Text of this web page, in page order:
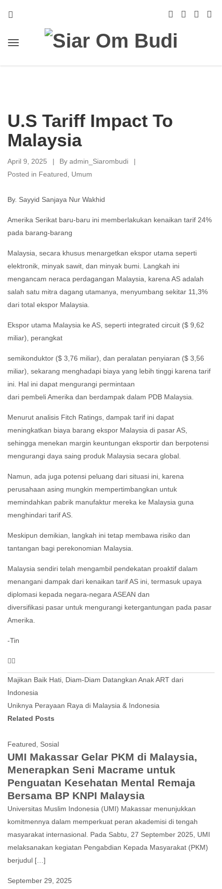
U.S Tariff Impact To
Malaysia
April 9, 2025 By admin_Siarombudi
Posted in Featured Umum
By. Sayyid Sanjaya Nur Wakhid
Amerika Serikat baru-baru ini memberlakukan kenaikan tarif 24%
pada barang-barang
Malaysia, secara khusus menargetkan ekspor utama seperti
elektronik, minyak sawit, dan minyak bumi. Langkah ini
mengancam neraca perdagangan Malaysia, karena AS adalah
salah satu mitra dagang utamanya, menyumbang sekitar 11,3%
dari total ekspor Malaysia.
Ekspor utama Malaysia ke AS, seperti integrated circuit ($ 9,62
miliar), perangkat
semikonduktor ($ 3,76 miliar), dan peralatan penyiaran ($ 3,56
miliar), sekarang menghadapi biaya yang lebih tinggi karena tarif
ini. Hal ini dapat mengurangi permintaan
dari pembeli Amerika dan berdampak dalam PDB Malaysia.
Menurut analisis Fitch Ratings, dampak tarif ini dapat
meningkatkan biaya barang ekspor Malaysia di pasar AS,
sehingga menekan margin keuntungan eksportir dan berpotensi
mengurangi daya saing produk Malaysia secara global.
Namun, ada juga potensi peluang dari situasi ini, karena
perusahaan asing mungkin mempertimbangkan untuk
memindahkan pabrik manufaktur mereka ke Malaysia guna
menghindari tarif AS.
Meskipun demikian, langkah ini tetap membawa risiko dan
tantangan bagi perekonomian Malaysia.
Malaysia sendiri telah mengambil pendekatan proaktif dalam
menangani dampak dari kenaikan tarif AS ini, termasuk upaya
diplomasi kepada negara-negara ASEAN dan
diversifikasi pasar untuk mengurangi ketergantungan pada pasar
Amerika.
-Tin
Post
navigation
Majikan Baik Hati, Diam-Diam Datangkan Anak ART dari
Indonesia
Uniknya Perayaan Raya di Malaysia & Indonesia
Related Posts
Featured Sosial
UMI Makassar Gelar PKM di Malaysia,
Menerapkan Seni Macrame untuk
Penguatan Kesehatan Mental Remaja
Bersama BP KNPI Malaysia
Universitas Muslim Indonesia (UMI) Makassar menunjukkan
komitmennya dalam memperkuat peran akademisi di tengah
masyarakat internasional. Pada Sabtu, 27 September 2025, UMI
melaksanakan kegiatan Pengabdian Kepada Masyarakat (PKM)
berjudul […]
September 29, 2025